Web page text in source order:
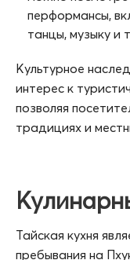
перформансы,
танцы, музыку и
Культурное
интерес к
позволяя
традициях и
Тайская кухня
пребывания на